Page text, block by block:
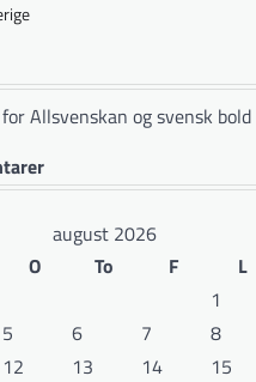
Allsvenskan og svensk bold
august 2026
O To F L
1
5 6 7 8
12 13 14 15